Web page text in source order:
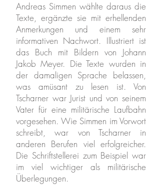
Andreas Simmen wählte daraus die
Texte, ergänzte sie mit erhellenden
Anmerkungen und einem sehr
informativen Nachwort. Illustriert ist
das Buch mit Bildern von Johann
Jakob Meyer. Die Texte wurden in
der damaligen Sprache belassen,
was amüsant zu lesen ist. Von
Tscharner war Jurist und von seinem
Vater für eine militärische Laufbahn
vorgesehen. Wie Simmen im Vorwort
schreibt, war von Tscharner in
anderen Berufen viel erfolgreicher.
Die Schriftstellerei zum Beispiel war
im viel wichtiger als militärische
Überlegungen.